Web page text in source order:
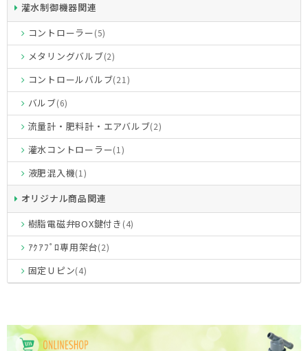
灌水制御機器関連
コントローラー(5)
メタリングバルブ(2)
コントロールバルブ(21)
バルブ(6)
流量計・肥料計・エアバルブ(2)
灌水コントローラー(1)
液肥混入機(1)
オリジナル商品関連
樹脂電磁弁BOX鍵付き (4)
ｱｸｱﾌﾟﾛ専用架台(2)
固定Ｕピン(4)